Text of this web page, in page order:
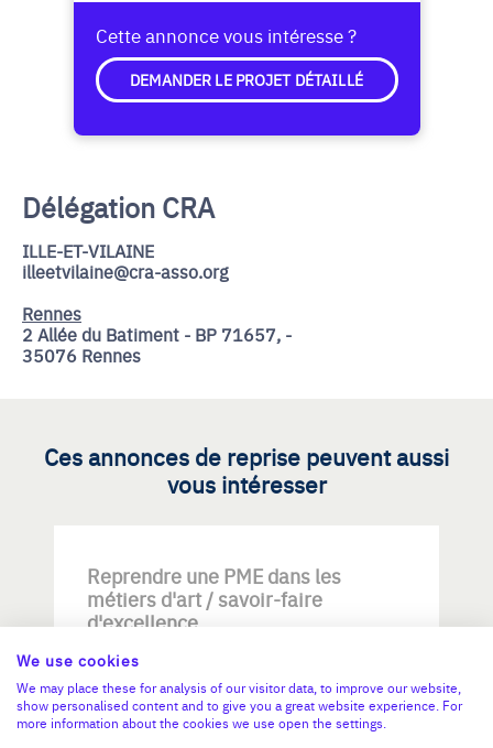
Cette annonce vous intéresse ?
DEMANDER LE PROJET DÉTAILLÉ
Délégation CRA
ILLE-ET-VILAINE
illeetvilaine@cra-asso.org
Rennes
2 Allée du Batiment - BP 71657, -
35076 Rennes
Ces annonces de reprise peuvent aussi
vous intéresser
Reprendre une PME dans les
métiers d'art / savoir-faire
d'excellence
We use cookies
We may place these for analysis of our visitor data, to improve our website,
show personalised content and to give you a great website experience. For
more information about the cookies we use open the settings.